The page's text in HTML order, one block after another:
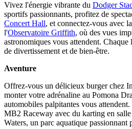
Vivez l'énergie vibrante du Dodger
sportifs passionnants, profitez de
Concert Hall, et connectez-vous avec
l'Observatoire Griffith, où des vues
astronomiques vous attendent.
de divertissement et de bien-être.
Aventure
Offrez-vous un délicieux burger chez
monter votre adrénaline au Pomona
automobiles palpitantes vous
MB2 Raceway avec du karting en
Waters, un parc aquatique passionnant